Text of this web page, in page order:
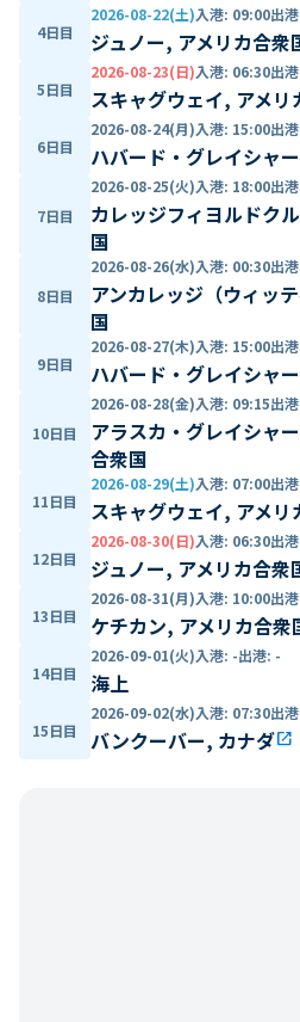
4日目
2026-08-22(土)入港: 09:00出港
ジュノー, アメリカ合衆
5日目
2026-08-23(日)入港: 06:30出港
スキャグウェイ, アメリ
6日目
2026-08-24(月)入港: 15:00出港
ハバード・グレイシャ
7日目
2026-08-25(火)入港: 18:00出港
カレッジフィヨルドク
国
8日目
2026-08-26(水)入港: 00:30出港
アンカレッジ（ウィッ
国
9日目
2026-08-27(木)入港: 15:00出港
ハバード・グレイシャ
10日目
2026-08-28(金)入港: 09:15出港
アラスカ・グレイシャ
合衆国
11日目
2026-08-29(土)入港: 07:00出港
スキャグウェイ, アメリ
12日目
2026-08-30(日)入港: 06:30出港
ジュノー, アメリカ合衆
13日目
2026-08-31(月)入港: 10:00出港
ケチカン, アメリカ合衆
14日目
2026-09-01(火)入港: -出港: -
海上
15日目
2026-09-02(水)入港: 07:30出港
バンクーバー, カナダopen_in_new